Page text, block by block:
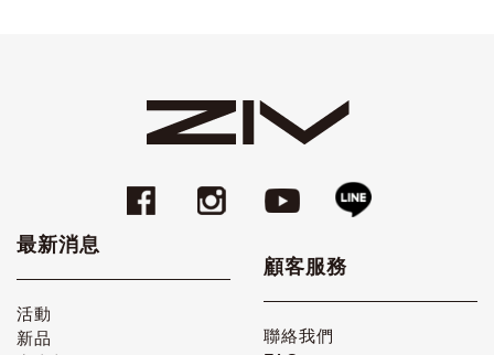
最新消息
活動
新品
顧客服務
聯絡我們